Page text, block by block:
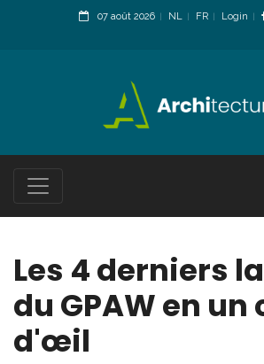
07 août 2026 NL FR
Login
Les 4 derniers
du GPAW en un
d'œil